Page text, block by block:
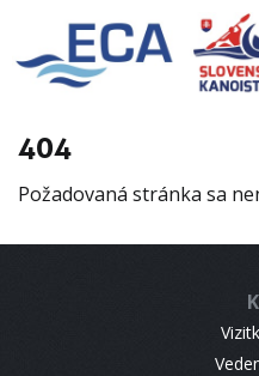
404
Požadovaná stránka sa